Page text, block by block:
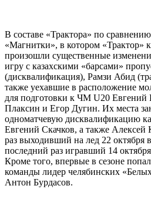
В составе «Трактора» по
«Магнитки», в котором «Трактор»
произошли существенные
игру с казахскими «барсами»
(дисквалификация), Рамзи Абид
также уехавшие в расположение
для подготовки к ЧМ U20 Евгений
Плаксин и Егор Дугин. Их места
одноматчевую дисквалификацию
Евгений Скачков, а также Алексей
раз выходивший на лед 22 октября
последний раз игравший 14
Кроме того, впервые в сезоне
команды лидер челябинских
Антон Бурдасов.